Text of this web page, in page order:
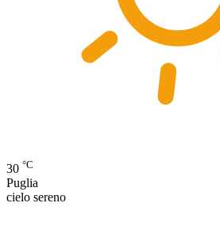
30 °C
Puglia
cielo sereno